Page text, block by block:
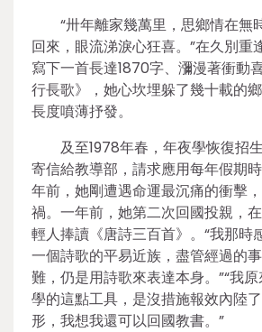
“卅年離家幾萬里，思鄉情在無
回來，眼流涕淚心狂喜。”在久別重
寫下一首長達1870字、瀰漫著衝動
行長歌》，她心坎埋躲了幾十載的
長度噴薄抒發。
及至1978年春，年夜學恢復招
寄信給教導部，請求應用每年假期
年前，她剛遭遇命運最沉痛的衝擊
禍。一年前，她第二次回國投親，
輕人捧讀《唐詩三百首》。“我那時
一個詩歌的平易近族，盡管經過的
難，仍是用詩歌來表達本身。”“我
學的這點工具，是沒措施報效內陸
形，我想我還可以回國教書。”